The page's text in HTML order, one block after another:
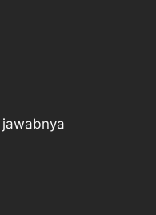
jawabnya